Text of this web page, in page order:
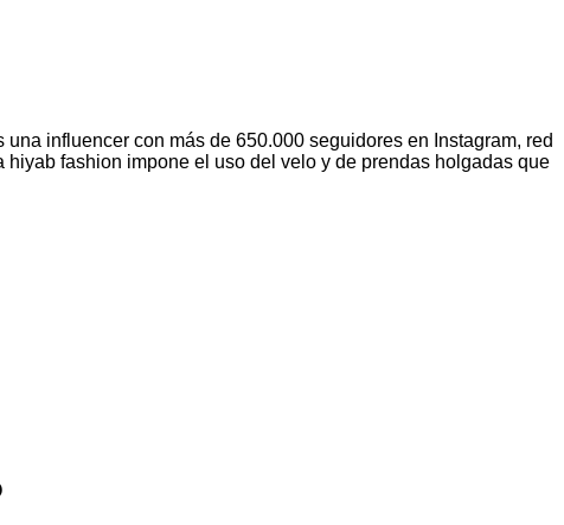
influencer con más de 650.000 seguidores en Instagram, red
fashion impone el uso del velo y de prendas holgadas que